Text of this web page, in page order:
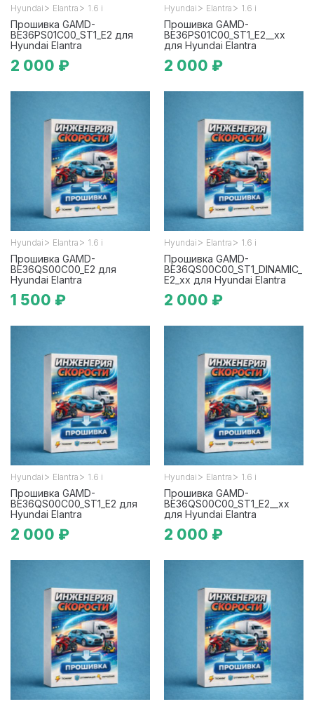
Hyundai > Elantra > 1.6 i
Прошивка GAMD-
BE36PS01C00_ST1_E2 для
Hyundai Elantra
2 000 ₽
Hyundai > Elantra > 1.6 i
Прошивка GAMD-
BE36PS01C00_ST1_E2__xx
для Hyundai Elantra
2 000 ₽
Hyundai > Elantra > 1.6 i
Прошивка GAMD-
BE36QS00C00_E2 для
Hyundai Elantra
1 500 ₽
Hyundai > Elantra > 1.6 i
Прошивка GAMD-
BE36QS00C00_ST1_DINAMIC_
E2_xx для Hyundai Elantra
2 000 ₽
Hyundai > Elantra > 1.6 i
Прошивка GAMD-
BE36QS00C00_ST1_E2 для
Hyundai Elantra
2 000 ₽
Hyundai > Elantra > 1.6 i
Прошивка GAMD-
BE36QS00C00_ST1_E2__xx
для Hyundai Elantra
2 000 ₽